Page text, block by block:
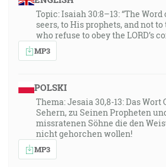
Topic: Isaiah 30:8–13: “The Word
seers, to His prophets, and not
who refuse to obey the LORD’s
MP3
POLSKI
Thema: Jesaia 30,8-13: Das Wort
Sehern, zu Seinen Propheten
missratenen Söhne die den
nicht gehorchen wollen!
MP3